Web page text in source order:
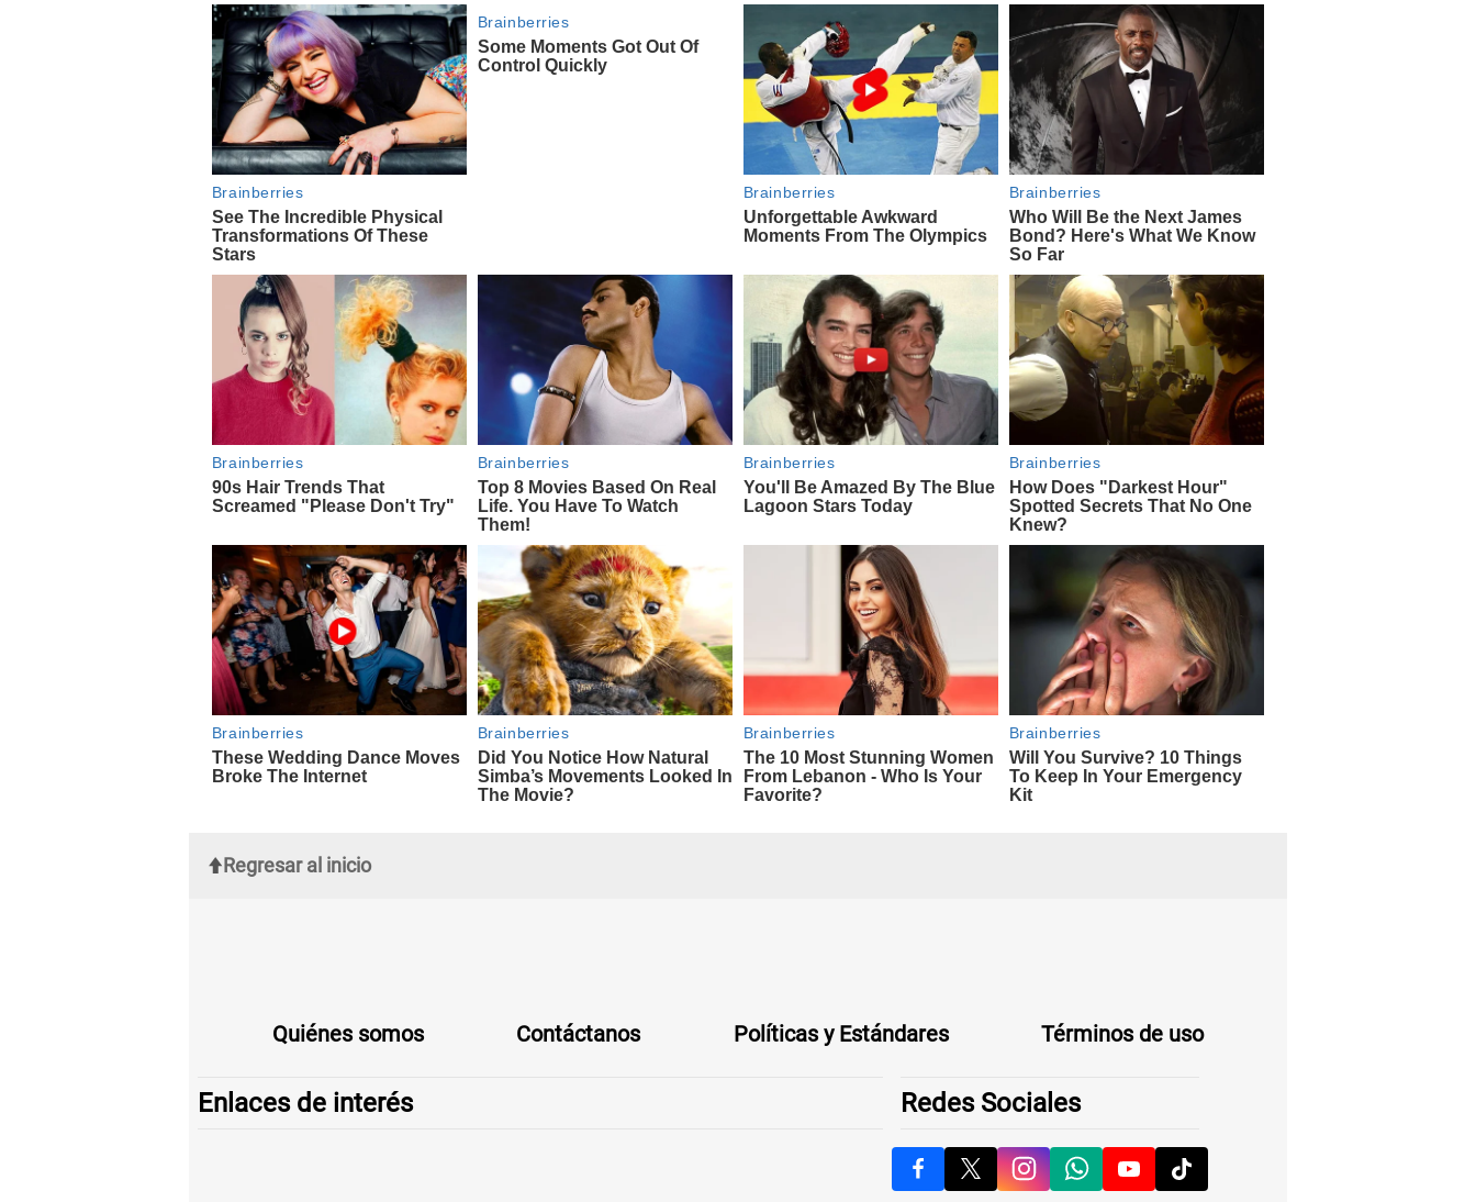
Regresar al inicio
Quiénes somos Contáctanos Políticas y Estándares Términos de uso
Enlaces de interés Redes Sociales